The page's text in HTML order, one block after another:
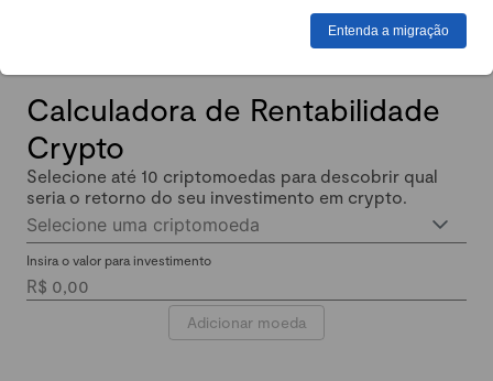
Calculadora de Rentabilidade
Crypto
Selecione até 10 criptomoedas para descobrir qual
seria o retorno do seu investimento em crypto.
Selecione uma criptomoeda
Insira o valor para investimento
Adicionar moeda
Entenda a migração